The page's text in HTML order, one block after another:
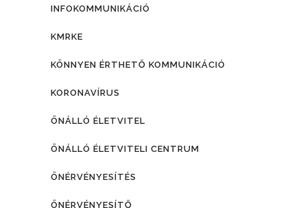
INFOKOMMUNIKÁCIÓ
KMRKE
KÖNNYEN ÉRTHETŐ KOMMUNIKÁCIÓ
KORONAVÍRUS
ÖNÁLLÓ ÉLETVITEL
ÖNÁLLÓ ÉLETVITELI CENTRUM
ÖNÉRVÉNYESÍTÉS
ÖNÉRVÉNYESÍTŐ